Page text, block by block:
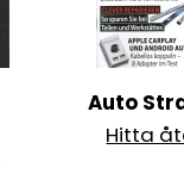
Auto
Hitta